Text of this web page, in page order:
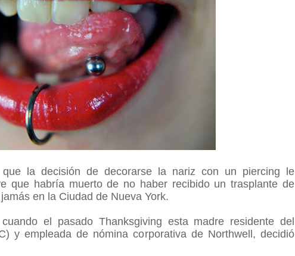
la decisión de decorarse la nariz con un piercing le
que habría muerto de no haber recibido un trasplante de
en la Ciudad de Nueva York.
el pasado Thanksgiving esta madre residente del
y empleada de nómina corporativa de Northwell, decidió